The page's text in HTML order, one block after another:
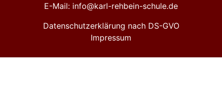
E-Mail: info@karl-rehbein-schule.de
Datenschutzerklärung nach DS-GVO
Impressum